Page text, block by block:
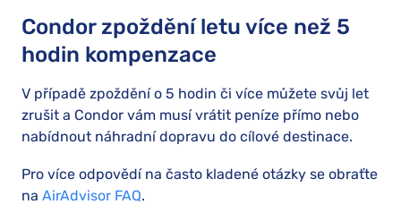
Condor zpoždění letu více než 5
hodin kompenzace
V případě zpoždění o 5 hodin či více můžete svůj let
zrušit a Condor vám musí vrátit peníze přímo nebo
nabídnout náhradní dopravu do cílové destinace.
Pro více odpovědí na často kladené otázky se obraťte
na AirAdvisor FAQ.